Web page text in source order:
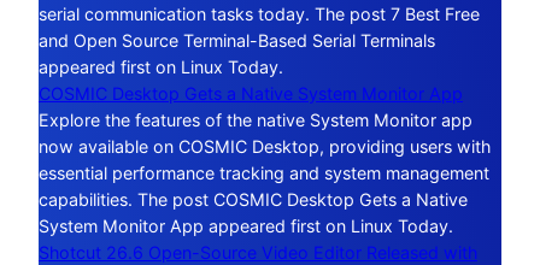
serial communication tasks today. The post 7 Best Free
and Open Source Terminal-Based Serial Terminals
appeared first on Linux Today.
COSMIC Desktop Gets a Native System Monitor App
Explore the features of the native System Monitor app
now available on COSMIC Desktop, providing users with
essential performance tracking and system management
capabilities. The post COSMIC Desktop Gets a Native
System Monitor App appeared first on Linux Today.
Shotcut 26.6 Open-Source Video Editor Released with